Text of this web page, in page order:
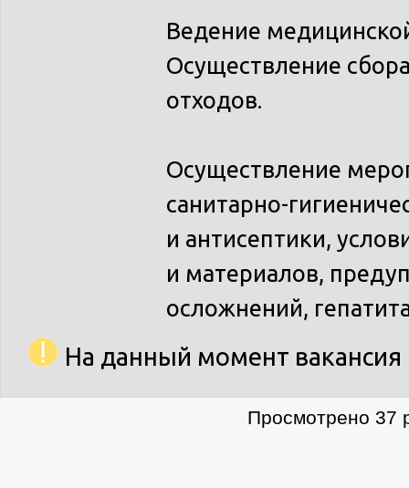
Ведение
Осуществление
отходов.
Осуществление
санитарно-
и антисептики,
и материалов,
осложнений,
На данный момент вакансия
Просмотрено 37